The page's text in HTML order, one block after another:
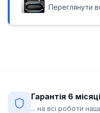
Переглянути
Гарантія 6
... на всі роботи